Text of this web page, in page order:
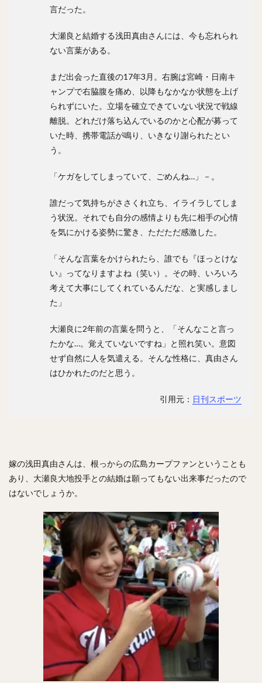
言だった。
大瀬良と結婚する浅田真由さんには、今も忘れられ
ない言葉がある。
まだ出会った直後の17年3月。右腕は宮崎・日南キ
ャンプで右脇腹を痛め、以降もなかなか状態を上げ
られずにいた。立場を確立できていない状況で戦線
離脱。どれだけ落ち込んでいるのかと心配が募って
いた時、携帯電話が鳴り、いきなり謝られたとい
う。
「ケガをしてしまっていて、ごめんね…」－。
誰だって気持ちがささくれ立ち、イライラしてしま
う状況。それでも自分の感情よりも先に相手の心情
を気にかける姿勢に驚き、ただただ感激した。
「そんな言葉をかけられたら、誰でも『ほっとけな
い』ってなりますよね（笑い）。その時、いろいろ
考えて大事にしてくれているんだな、と実感しまし
た」
大瀬良に2年前の言葉を問うと、「そんなこと言っ
たかな…。覚えていないですね」と照れ笑い。意図
せず自然に人を気遣える。そんな性格に、真由さん
はひかれたのだと思う。
引用元： 日刊スポーツ
嫁の浅田真由さんは、根っからの広島カープファンということも
あり、大瀬良大地投手との結婚は願ってもない出来事だったので
はないでしょうか。
石川歩（いしかわあゆむ）
佐藤輝明（さとうてるあき）
田嶋大樹（たじまだいき）
松井秀喜（まついひでき）
上原浩治（うえはらこうじ）
平石洋介（ひらいしようすけ）
フレディ・ホセ・ガルビス
中野拓夢（なかのたくむ）
海野隆司（うみのたかし）
オスカー・ルイス・コラス・レオン
丸佳浩（まるよしひろ）
吉村裕基（よしむらゆうき）
奥村政稔（おくむらまさと）
川島慶三（かわしまけいぞう）
杉山一樹（すぎやまかずき）
森唯斗（もりゆいと）
田中正義（たなかせいぎ）
美間優槻（みまゆうき）
関川浩一（せきかわこういち）
青木宣親（あおきのりちか）
金子弌大（かねこちひろ）
菊池涼介（きくちりょうすけ）
高橋昂也（たかはしこうや）
山本由伸（やまもとよしのぶ）
平野佳寿（ひらのよしひさ）
ジェフリー・レオナル・マルテ・ポーリーノ
井上朋也（いのうえともや）
コリン・レイ
上川畑大悟（かみかわばただいご）
湯浅京己（ゆあさあつき）
横川凱（よこがわかい）
椎葉剛（しいばつよし）
カーター・スチュワート・ジュニア
九鬼隆平（くきりゅうへい）
周東佑京（しゅうとううきょう）
奪Sh!（ダッシュ）
川崎宗則（かわさきむねのり）
村松有人（むらまつありひと）
椎野新（しいのあらた）
田城飛翔（たしろつばさ）
能見篤史（のうみあつし）